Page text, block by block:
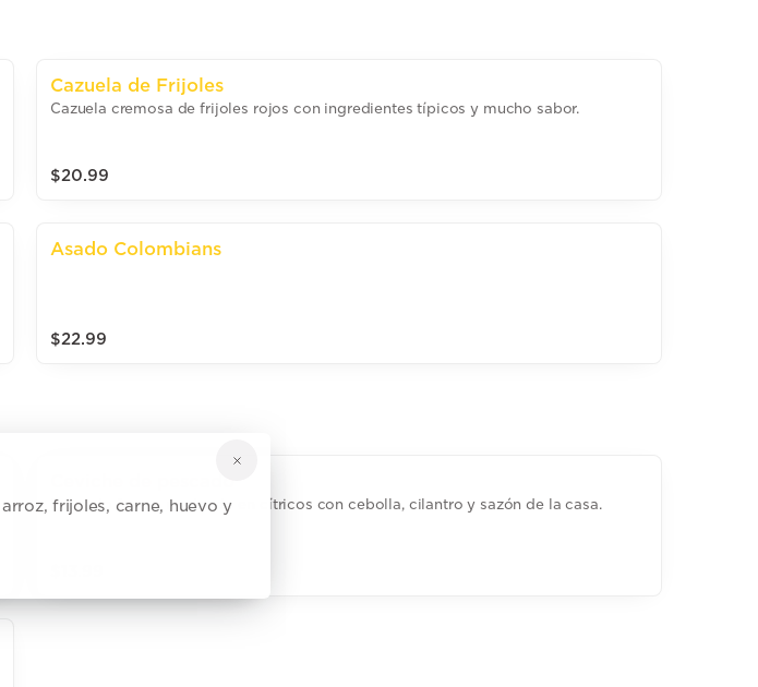
frijoles, carne, huevo y
Cazuela de Frijoles
Cazuela cremosa de frijoles rojos con ingredientes típicos y mucho sabor.
$20.99
Asado Colombians
$22.99
Pescado fresco marinado en cítricos con cebolla, cilantro y sazón de la casa.